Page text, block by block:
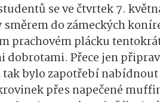
se ve čtvrtek 7.
do zámeckých
prachovém plácku
dobrotami. Přece jen
tak bylo zapotřebí
přes napečené